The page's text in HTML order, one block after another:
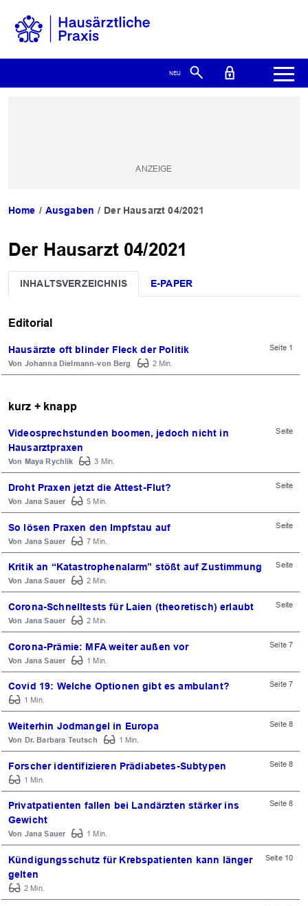
Home Ausgaben Der Hausarzt 04/2021
Der Hausarzt 04/2021
INHALTSVERZEICHNIS E-PAPER
Editorial
Hausärzte oft blinder Fleck der Politik Seite 1
Johanna Dielmann-von Berg 2 Min.
kurz + knapp
Videosprechstunden boomen, jedoch nicht in
Hausarztpraxen
Seite
Maya Rychlik 3 Min.
Droht Praxen jetzt die Attest-Flut? Seite
Jana Sauer 5 Min.
So lösen Praxen den Impfstau auf Seite
Jana Sauer 7 Min.
Kritik an “Katastrophenalarm” stößt auf Zustimmung Seite
Jana Sauer 2 Min.
Corona-Schnelltests für Laien (theoretisch) erlaubt Seite
Jana Sauer 2 Min.
Corona-Prämie: MFA weiter außen vor Seite 7
Jana Sauer 1 Min.
Covid 19: Welche Optionen gibt es ambulant?
Seite 7
1 Min.
Weiterhin Jodmangel in Europa Seite 8
Dr. Barbara Teutsch 1 Min.
Forscher identifizieren Prädiabetes-Subtypen
Seite 8
1 Min.
Privatpatienten fallen bei Landärzten stärker ins
Gewicht
Seite 8
Jana Sauer 1 Min.
Kündigungsschutz für Krebspatienten kann länger
gelten
Seite 10
2 Min.